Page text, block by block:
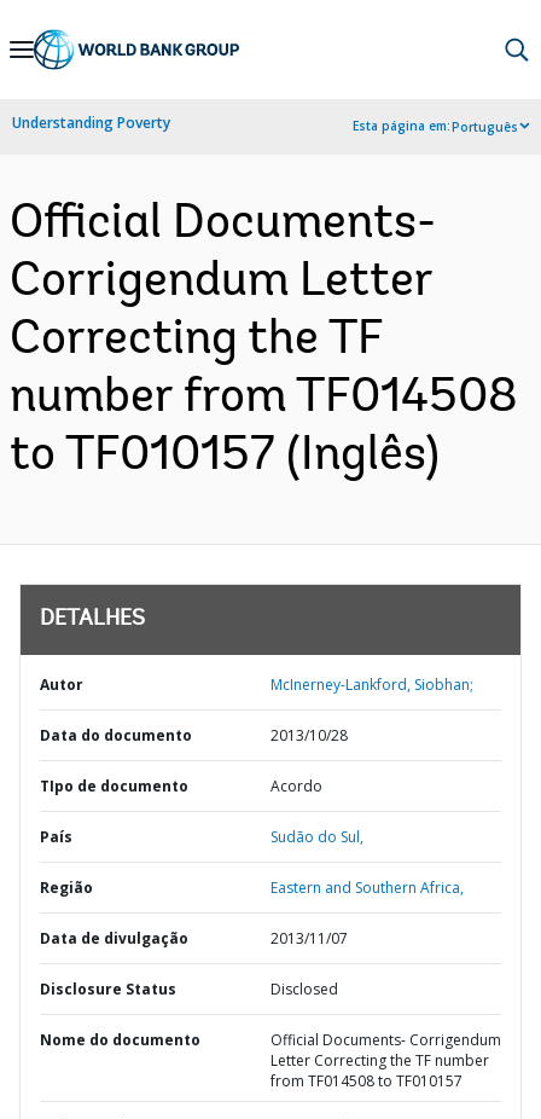
Skip
Navigation
Understanding Poverty Esta página em:Português
Official Documents-
Corrigendum Letter
Correcting the TF
number from TF014508
to TF010157 (Inglês)
DETALHES
Autor McInerney-Lankford, Siobhan;
Data do documento 2013/10/28
TIpo de documento Acordo
País Sudão do Sul,
Região Eastern and Southern Africa,
Data de divulgação 2013/11/07
Disclosure Status Disclosed
Nome do documento
Official Documents- Corrigendum
Letter Correcting the TF number
from TF014508 to TF010157